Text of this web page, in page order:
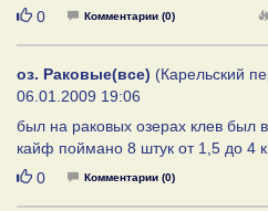
Нравится
0 Комментарии (0)
оз. Раковые(все) (Карельский
06.01.2009 19:06
был на раковых озерах клев был в
кайф поймано 8 штук от 1,5 до 4
Нравится
0 Комментарии (0)